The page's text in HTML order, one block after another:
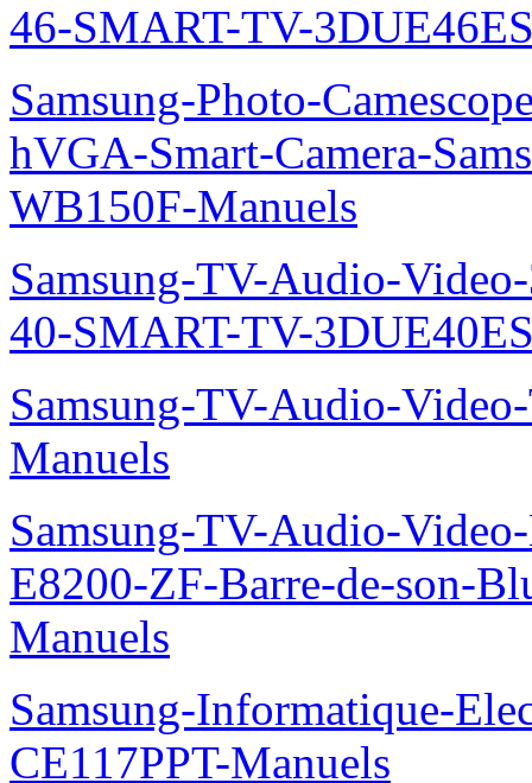
46-SMART-TV-
Samsung-Photo-
hVGA-Smart-Camera-
WB150F-Manuels
Samsung-TV-Audio-
40-SMART-TV-
Samsung-TV-Audio-
Manuels
Samsung-TV-Audio-
E8200-ZF-Barre-de-son-
Manuels
Samsung-Informatique-
CE117PPT-Manuels